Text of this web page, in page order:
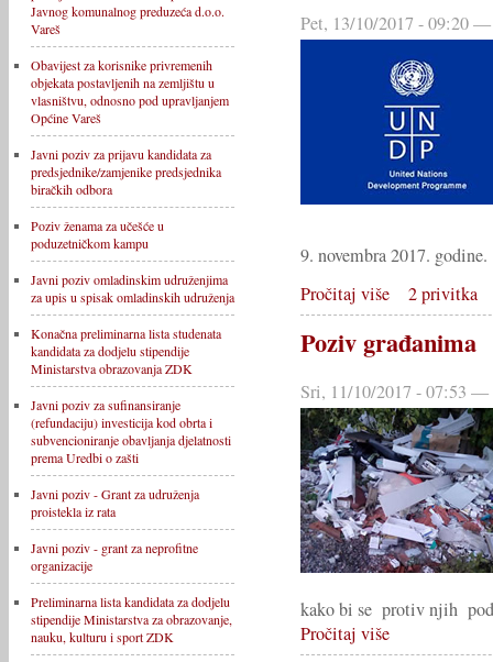
Javnog komunalnog preduzeća d.o.o.
Vareš
Obavijest za korisnike privremenih
objekata postavljenih na zemljištu u
vlasništvu, odnosno pod upravljanjem
Općine Vareš
Javni poziv za prijavu kandidata za
predsjednike/zamjenike predsjednika
biračkih odbora
Poziv ženama za učešće u
poduzetničkom kampu
Javni poziv omladinskim udruženjima
za upis u spisak omladinskih udruženja
Konačna preliminarna lista studenata
kandidata za dodjelu stipendije
Ministarstva obrazovanja ZDK
Javni poziv za sufinansiranje
(refundaciju) investicija kod obrta i
subvencioniranje obavljanja djelatnosti
prema Uredbi o zašti
Javni poziv - Grant za udruženja
proistekla iz rata
Javni poziv - grant za neprofitne
organizacije
Preliminarna lista kandidata za dodjelu
stipendije Ministarstva za obrazovanje,
nauku, kulturu i sport ZDK
Pet, 13/10/2017 - 09:20
9. novembra 2017. godine.
Pročitaj više
2 privitka
Poziv građanima
Sri, 11/10/2017 - 07:53
kako bi se protiv njih
Pročitaj više